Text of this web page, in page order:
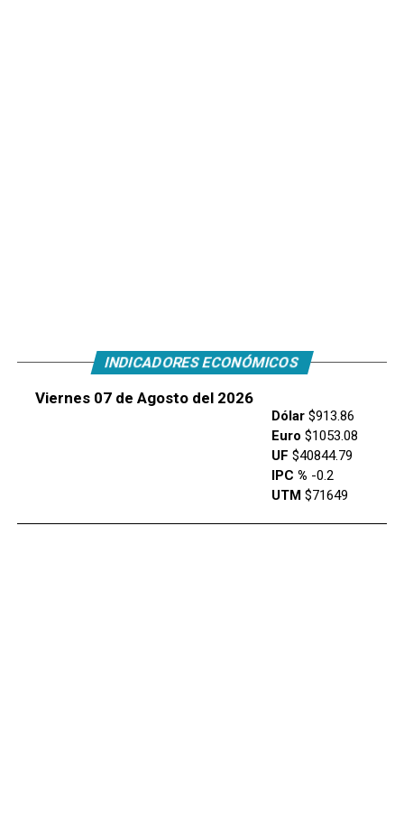
INDICADORES ECONÓMICOS
Viernes 07 de Agosto del 2026
Dólar$913.86
Euro $1053.08
UF $40844.79
IPC % -0.2
UTM $71649